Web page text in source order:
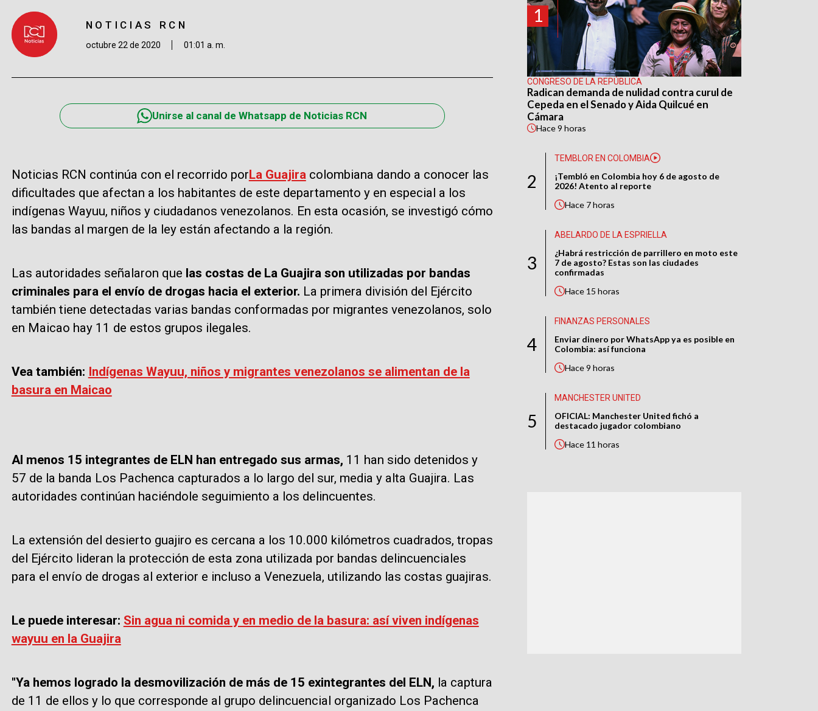
NOTICIAS RCN
octubre 22 de 2020 01:01 a. m.
Unirse al canal de Whatsapp de Noticias RCN
Noticias RCN continúa con el recorrido porLa Guajiracolombiana dando a conocer las
dificultades que afectan a los habitantes de este departamento y en especial a los
indígenas Wayuu, niños y ciudadanos venezolanos. En esta ocasión, se investigó cómo
las bandas al margen de la ley están afectando a la región.
Las autoridades señalaron que las costas de La Guajira son utilizadas por bandas
criminales para el envío de drogas hacia el exterior. La primera división del Ejército
también tiene detectadas varias bandas conformadas por migrantes venezolanos, solo
en Maicao hay 11 de estos grupos ilegales.
Vea también: Indígenas Wayuu, niños y migrantes venezolanos se alimentan de la
basura en Maicao
Al menos 15 integrantes de ELN han entregado sus armas, 11 han sido detenidos y
57 de la banda Los Pachenca capturados a lo largo del sur, media y alta Guajira. Las
autoridades continúan haciéndole seguimiento a los delincuentes.
La extensión del desierto guajiro es cercana a los 10.000 kilómetros cuadrados, tropas
del Ejército lideran la protección de esta zona utilizada por bandas delincuenciales
para el envío de drogas al exterior e incluso a Venezuela, utilizando las costas guajiras.
Le puede interesar: Sin agua ni comida y en medio de la basura: así viven indígenas
wayuu en la Guajira
"Ya hemos logrado la desmovilización de más de 15 exintegrantes del ELN, la captura
de 11 de ellos y lo que corresponde al grupo delincuencial organizado Los Pachenca
1
CONGRESO DE LA REPÚBLICA
Radican demanda de nulidad contra curul de
Cepeda en el Senado y Aida Quilcué en
Cámara
Hace9 horas
2
TEMBLOR EN COLOMBIA
¡Tembló en Colombia hoy 6 de agosto de
2026! Atento al reporte
Hace 7 horas
3
ABELARDO DE LA ESPRIELLA
¿Habrá restricción de parrillero en moto este
7 de agosto? Estas son las ciudades
confirmadas
Hace 15 horas
4
FINANZAS PERSONALES
Enviar dinero por WhatsApp ya es posible en
Colombia: así funciona
Hace9 horas
5
MANCHESTER UNITED
OFICIAL: Manchester United fichó a
destacado jugador colombiano
Hace 11 horas